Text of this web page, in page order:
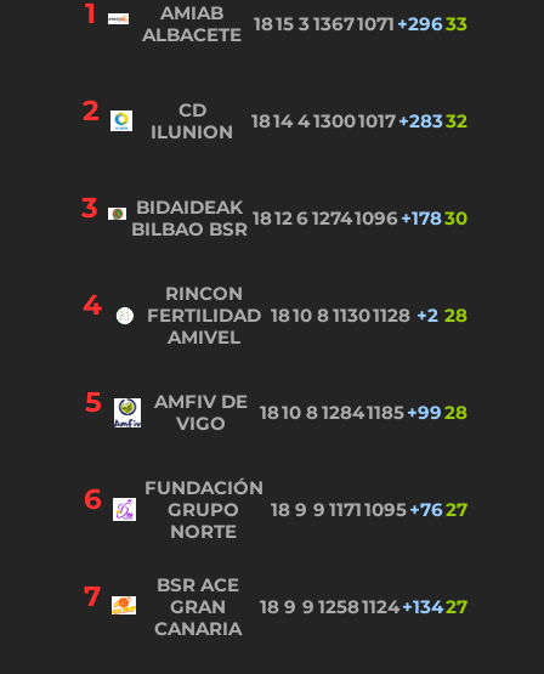
1
AMIAB
ALBACETE 1815 313671071 +29633
2
CD
ILUNION
1814 413001017+28332
3
BIDAIDEAK
BILBAO BSR 1812612741096+17830
4
RINCON
FERTILIDAD
AMIVEL
1810 811301128 +2 28
5
AMFIV DE
VIGO
1810 812841185+9928
6
FUNDACIÓN
GRUPO
NORTE
18 9 9 11711095+7627
7
BSR ACE
GRAN
CANARIA
18 9 9 12581124+13427